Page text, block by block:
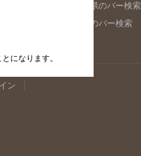
島根県のバー検索
佐賀県のバー検索
ン
になります。